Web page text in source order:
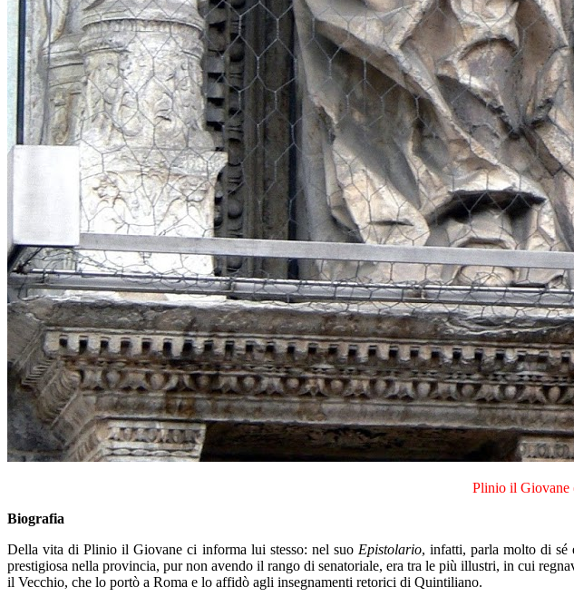
Plinio il Giovane
Biografia
Della vita di Plinio il Giovane ci informa lui stesso: nel suo Epistolario, infatti, parla molto di sé
prestigiosa nella provincia, pur non avendo il rango di senatoriale, era tra le più illustri, in cui
il Vecchio, che lo portò a Roma e lo affidò agli insegnamenti retorici di Quintiliano.